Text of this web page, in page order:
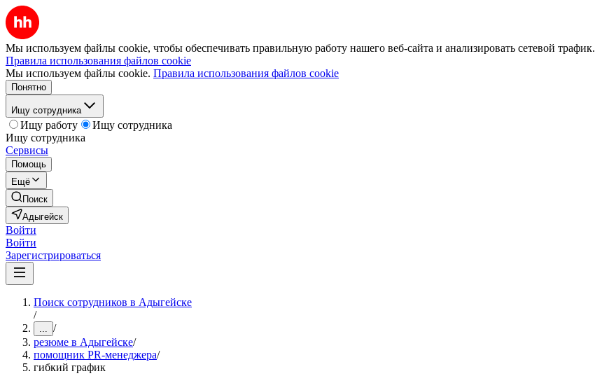
Мы используем файлы cookie, чтобы обеспечивать правильную работу нашего веб-сайта и анализировать сетевой трафик.
Правила использования файлов cookie
Мы используем файлы cookie. Правила использования файлов cookie
Понятно
Ищу сотрудника
Ищу работу
Ищу сотрудника
Ищу сотрудника
Сервисы
Помощь
Ещё
Поиск
Адыгейск
Войти
Войти
Зарегистрироваться
Поиск сотрудников в Адыгейске
/
... /
резюме в Адыгейске/
помощник PR-менеджера/
гибкий график